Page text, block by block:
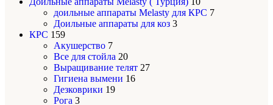
доильные аппараты Melasty для КРС 7
Доильные аппараты для коз 3
КРС 159
Акушерство 7
Все для стойла 20
Выращивание телят 27
Гигиена вымени 16
Дезковрики 19
Рога 3